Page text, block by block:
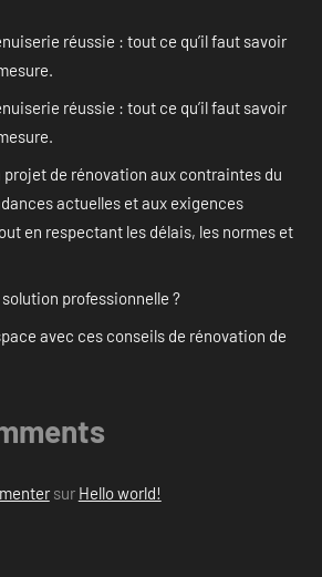
réussie : tout ce qu’il faut savoir
réussie : tout ce qu’il faut savoir
projet de rénovation aux contraintes du
actuelles et aux exigences
en respectant les délais, les normes et
professionnelle ?
avec ces conseils de rénovation de
sur Hello world!